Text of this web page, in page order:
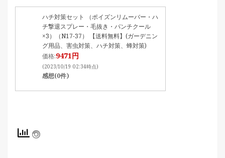
ハチ対策セット （ポイズンリムーバー・ハ
チ撃退スプレー・毛抜き・パンチクール
×3）（N17-37） 【送料無料】(ガーデニン
グ用品、害虫対策、ハチ対策、蜂対策)
価格:9471円
(2023/10/19 02:34時点)
感想(0件)